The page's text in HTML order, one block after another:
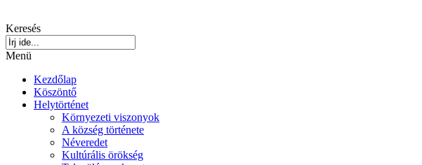
Keresés
Menü
Kezdőlap
Köszöntő
Helytörténet
Környezeti viszonyok
A község története
Néveredet
Kultúrális örökség